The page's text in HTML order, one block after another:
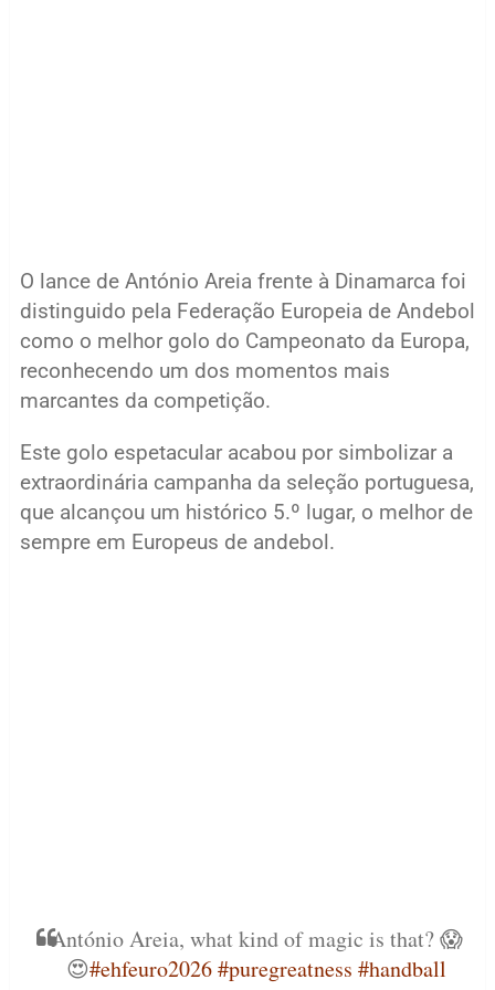
O lance de António Areia frente à Dinamarca foi
distinguido pela Federação Europeia de Andebol
como o melhor golo do Campeonato da Europa,
reconhecendo um dos momentos mais
marcantes da competição.
Este golo espetacular acabou por simbolizar a
extraordinária campanha da seleção portuguesa,
que alcançou um histórico 5.º lugar, o melhor de
sempre em Europeus de andebol.
António Areia, what kind of magic is that? 😱
😍#ehfeuro2026 #puregreatness #handball